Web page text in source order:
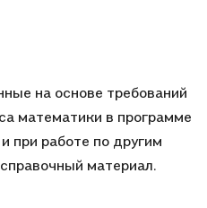
на основе требований
математики в программе
при работе по другим
материал.